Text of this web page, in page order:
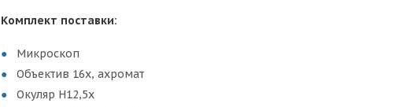
Комплект поставки:
Микроскоп
Объектив 16х, ахромат
Окуляр H12,5х